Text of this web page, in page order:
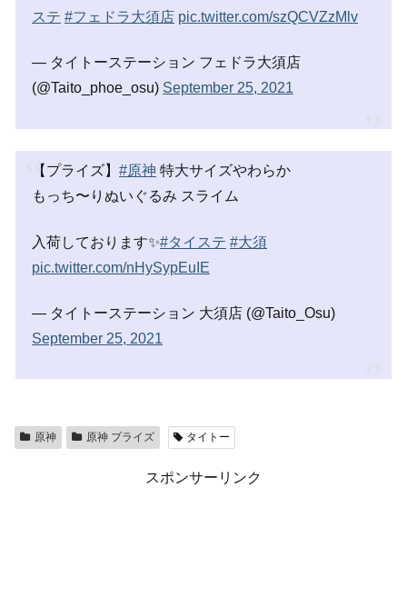
ステ #フェドラ大須店 pic.twitter.com/szQCVZzMlv
— タイトーステーション フェドラ大須店
(@Taito_phoe_osu) September 25, 2021
【プライズ】 #原神 特大サイズやわらか
もっち〜りぬいぐるみ スライム
入荷しております✨#タイステ #大須
pic.twitter.com/nHySypEuIE
— タイトーステーション 大須店 (@Taito_Osu)
September 25, 2021
原神 原神 プライズ タイトー
スポンサーリンク